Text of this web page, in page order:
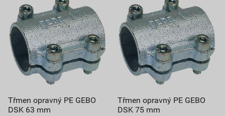
Třmen opravný PE GEBO
DSK 63 mm
Třmen opravný PE GEBO
DSK 75 mm